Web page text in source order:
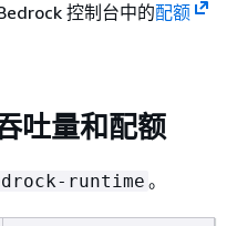
控制台中的配额
吐量和配额
runtime 。